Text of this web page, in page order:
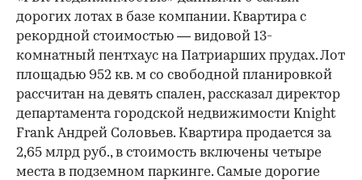
дорогих лотах в базе компании. Квартира с
рекордной стоимостью — видовой 13-
комнатный пентхаус на Патриарших прудах. Лот
площадью 952 кв. м со свободной планировкой
рассчитан на девять спален, рассказал директор
департамента городской недвижимости Knight
Frank Андрей Соловьев. Квартира продается за
2,65 млрд руб., в стоимость включены четыре
места в подземном паркинге. Самые дорогие